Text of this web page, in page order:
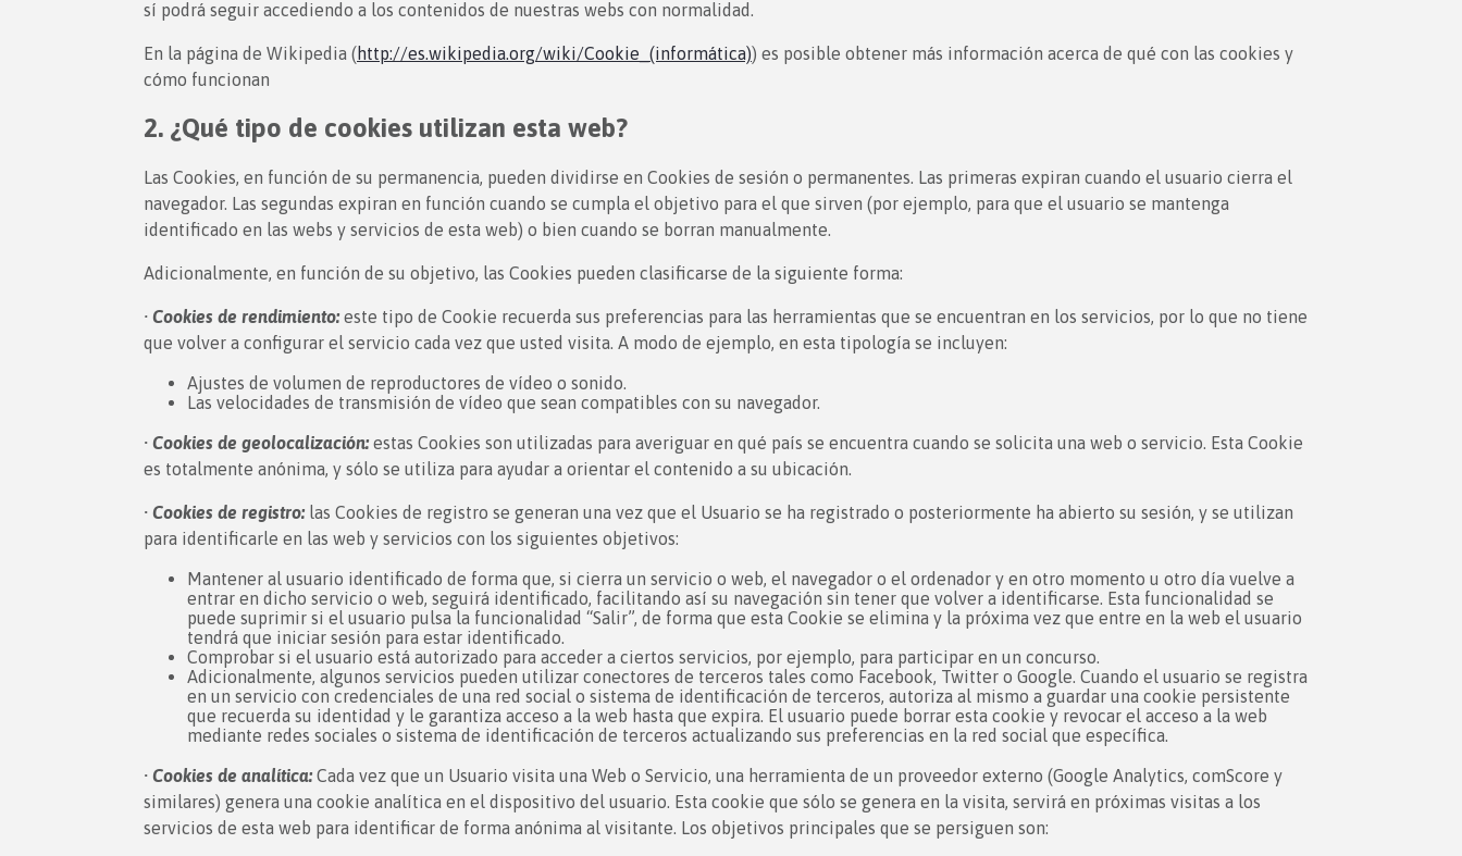
sí podrá seguir accediendo a los contenidos de nuestras webs con normalidad.
En la página de Wikipedia (http://es.wikipedia.org/wiki/Cookie_(informática)) es posible obtener más información acerca de qué con las cookies y
cómo funcionan
2. ¿Qué tipo de cookies utilizan esta web?
Las Cookies, en función de su permanencia, pueden dividirse en Cookies de sesión o permanentes. Las primeras expiran cuando el usuario cierra el
navegador. Las segundas expiran en función cuando se cumpla el objetivo para el que sirven (por ejemplo, para que el usuario se mantenga
identificado en las webs y servicios de esta web) o bien cuando se borran manualmente.
Adicionalmente, en función de su objetivo, las Cookies pueden clasificarse de la siguiente forma:
· Cookies de rendimiento: este tipo de Cookie recuerda sus preferencias para las herramientas que se encuentran en los servicios, por lo que no tiene
que volver a configurar el servicio cada vez que usted visita. A modo de ejemplo, en esta tipología se incluyen:
Ajustes de volumen de reproductores de vídeo o sonido.
Las velocidades de transmisión de vídeo que sean compatibles con su navegador.
· Cookies de geolocalización: estas Cookies son utilizadas para averiguar en qué país se encuentra cuando se solicita una web o servicio. Esta Cookie
es totalmente anónima, y sólo se utiliza para ayudar a orientar el contenido a su ubicación.
· Cookies de registro: las Cookies de registro se generan una vez que el Usuario se ha registrado o posteriormente ha abierto su sesión, y se utilizan
para identificarle en las web y servicios con los siguientes objetivos:
Mantener al usuario identificado de forma que, si cierra un servicio o web, el navegador o el ordenador y en otro momento u otro día vuelve a
entrar en dicho servicio o web, seguirá identificado, facilitando así su navegación sin tener que volver a identificarse. Esta funcionalidad se
puede suprimir si el usuario pulsa la funcionalidad “Salir”, de forma que esta Cookie se elimina y la próxima vez que entre en la web el usuario
tendrá que iniciar sesión para estar identificado.
Comprobar si el usuario está autorizado para acceder a ciertos servicios, por ejemplo, para participar en un concurso.
Adicionalmente, algunos servicios pueden utilizar conectores de terceros tales como Facebook, Twitter o Google. Cuando el usuario se registra
en un servicio con credenciales de una red social o sistema de identificación de terceros, autoriza al mismo a guardar una cookie persistente
que recuerda su identidad y le garantiza acceso a la web hasta que expira. El usuario puede borrar esta cookie y revocar el acceso a la web
mediante redes sociales o sistema de identificación de terceros actualizando sus preferencias en la red social que específica.
· Cookies de analítica: Cada vez que un Usuario visita una Web o Servicio, una herramienta de un proveedor externo (Google Analytics, comScore y
similares) genera una cookie analítica en el dispositivo del usuario. Esta cookie que sólo se genera en la visita, servirá en próximas visitas a los
servicios de esta web para identificar de forma anónima al visitante. Los objetivos principales que se persiguen son: